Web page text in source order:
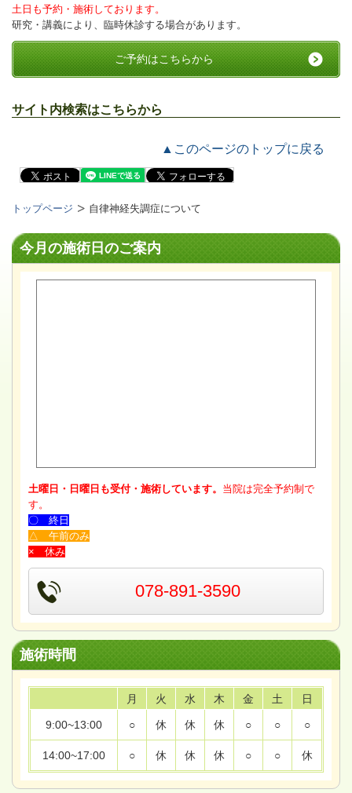
土日も予約・施術しております。
研究・講義により、臨時休診する場合があります。
ご予約はこちらから
サイト内検索はこちらから
▲このページのトップに戻る
トップページ 自律神経失調症について
今月の施術日のご案内
土曜日・日曜日も受付・施術しています。 当院は完全予約制で
す。
〇 終日
△ 午前のみ
× 休み
078-891-3590
施術時間
月 火 水 木 金 土 日
9:00~13:00 ○ 休 休 休 ○ ○ ○
14:00~17:00 ○ 休 休 休 ○ ○ 休